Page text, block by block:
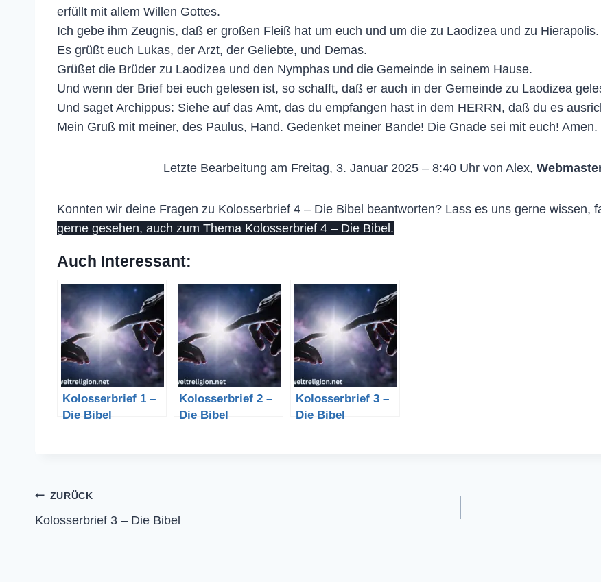
erfüllt mit allem Willen Gottes.
Ich gebe ihm Zeugnis, daß er großen Fleiß hat um euch und um die zu Laodizea und zu Hierapolis.
Es grüßt euch Lukas, der Arzt, der Geliebte, und Demas.
Grüßet die Brüder zu Laodizea und den Nymphas und die Gemeinde in seinem Hause.
Und wenn der Brief bei euch gelesen ist, so schafft, daß er auch in der Gemeinde zu Laodizea
Und saget Archippus: Siehe auf das Amt, das du empfangen hast in dem HERRN, daß du es
Mein Gruß mit meiner, des Paulus, Hand. Gedenket meiner Bande! Die Gnade sei mit euch! Amen.
Letzte Bearbeitung am Freitag, 3. Januar 2025 – 8:40 Uhr von Alex,
Konnten wir deine Fragen zu Kolosserbrief 4 – Die Bibel beantworten? Lass es uns gerne wissen,
gerne gesehen, auch zum Thema Kolosserbrief 4 – Die Bibel.
Auch Interessant:
Kolosserbrief 1 –
Die Bibel
Kolosserbrief 2 –
Die Bibel
Kolosserbrief 3 –
Die Bibel
Beitragsnavigation
ZURÜCK
Kolosserbrief 3 – Die Bibel